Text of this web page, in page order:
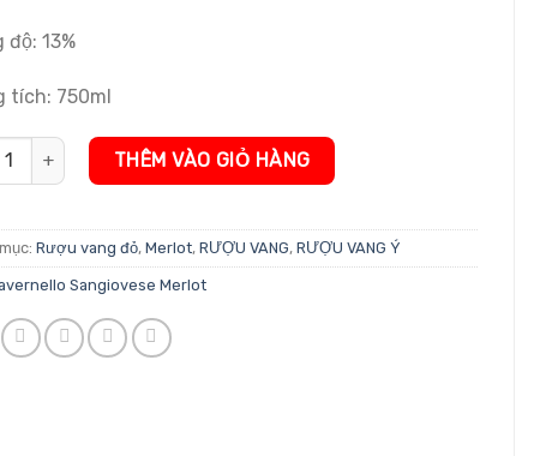
độ: 13%
tích: 750ml
Đỏ Tavernello Sangiovese Merlot số lượng
THÊM VÀO GIỎ HÀNG
Rượu vang đỏ, Merlot, RƯỢU VANG, RƯỢU VANG Ý
Sangiovese Merlot